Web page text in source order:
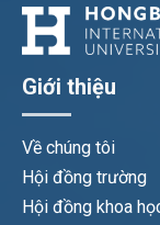
Giới thiệu
Về chúng tôi
Hội đồng trường
Hội đồng khoa